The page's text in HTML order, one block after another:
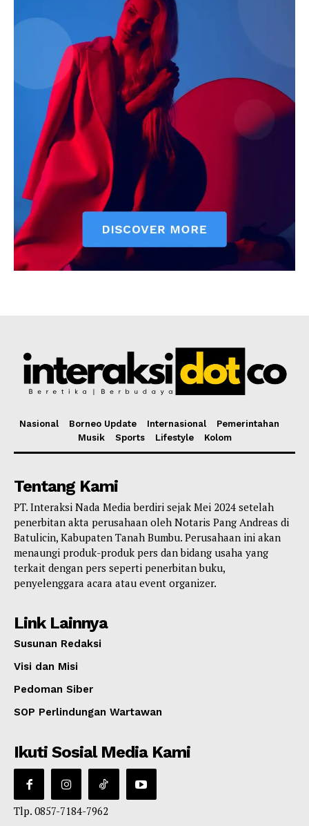
Nasional Borneo Update Internasional
Pemerintahan
Musik
Sports Lifestyle Kolom
Tentang Kami
PT. Interaksi Nada Media berdiri sejak Mei 2024 setelah
penerbitan akta perusahaan oleh Notaris Pang Andreas di
Batulicin, Kabupaten Tanah Bumbu. Perusahaan ini akan
menaungi produk-produk pers dan bidang usaha yang
terkait dengan pers seperti penerbitan buku,
penyelenggara acara atau event organizer.
Link Lainnya
Susunan Redaksi
Visi dan Misi
Pedoman Siber
SOP Perlindungan Wartawan
Ikuti Sosial Media Kami
Tlp. 0857-7184-7962